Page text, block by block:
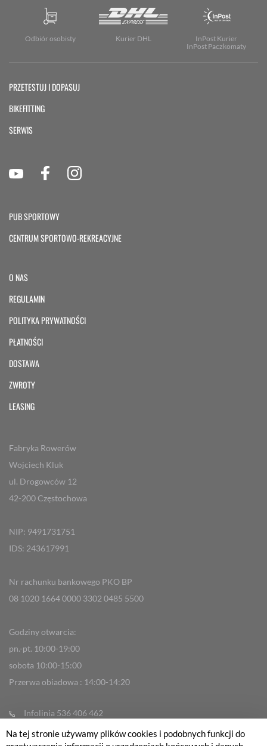
Odbiór osobisty Kurier DHL
InPost Kurier
InPost Paczkomaty
PRZETESTUJ I DOPASUJ
BIKEFITTING
SERWIS
PUB SPORTOWY
CENTRUM SPORTOWO-REKREACYJNE
O NAS
REGULAMIN
POLITYKA PRYWATNOŚCI
PŁATNOŚCI
DOSTAWA
ZWROTY
LEASING
Fabryka Rowerów
Wojciech Kluk
ul. Drogowców 12
42-200 Częstochowa
NIP: 9491731751
IDS: 243617991
Nr rachunku bankowego PKO BP
08 1020 1664 0000 3302 0485 5500
Godziny otwarcia:
pn.-pt. 10:00-19:00
sobota 10:00-15:00
Przerwa obiadowa : 14:00-14:20
Infolinia 536 406 462
info@fabrykarowerow.com
Na tej stronie używamy plików cookies i podobnych funkcji do